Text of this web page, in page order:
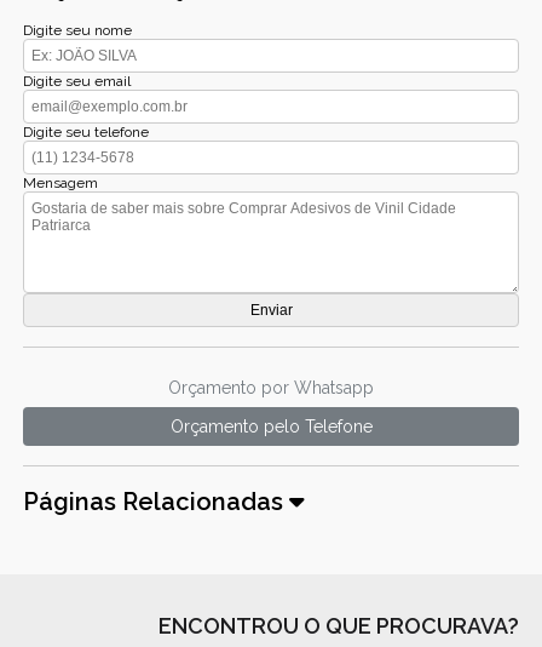
Digite seu nome
Digite seu email
Digite seu telefone
Mensagem
Orçamento por Whatsapp
Orçamento pelo Telefone
Páginas Relacionadas
ENCONTROU O QUE PROCURAVA?